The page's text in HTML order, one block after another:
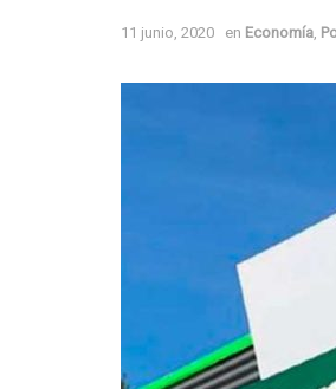
11 junio, 2020 en Economía